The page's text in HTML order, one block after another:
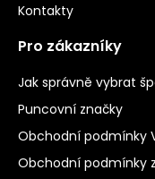
Kontakty
Pro zákazníky
Jak správně vybrat
Puncovní značky
Obchodní podmínky
Obchodní podmínky